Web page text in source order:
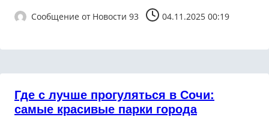
Сообщение от Новости 93 04.11.2025 00:19
Где с лучше прогуляться в Сочи:
самые красивые парки города